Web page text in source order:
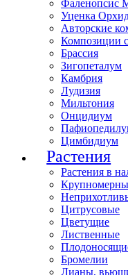
Фаленопсис
Уценка
Авторские
Композиции
Брассия
Зигопеталум
Камбрия
Лудизия
Мильтония
Онцидиум
Цимбидиум
Растения
Растения в
Цитрусовые
Цветущие
Лиственные
Бромелии
Лианы,